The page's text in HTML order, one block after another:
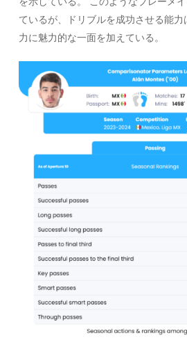
ているが、ドリブルを成功させる能
力に魅力的な一面を加えている。